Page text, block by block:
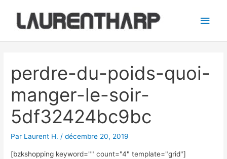
contenu
perdre-du-poids-quoi-
manger-le-soir-
5df32424bc9bc
Par Laurent H. /décembre 20, 2019
[bzkshopping keyword="" count="4" template="grid"]
articles